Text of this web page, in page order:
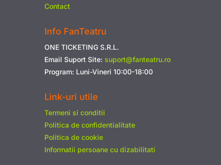
Contact
Info FanTeatru
ONE TICKETING S.R.L.
Email Suport Site: suport@fanteatru.ro
Program: Luni-Vineri 10:00-18:00
Link-uri utile
Termeni si conditii
Politica de confidentialitate
Politica de cookie
Informatii persoane cu dizabilitati